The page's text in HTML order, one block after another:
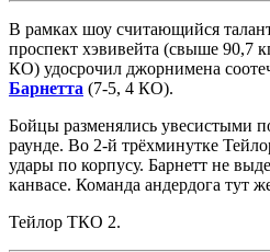
В рамках шоу считающийся
проспект хэвивейта (свыше 90,7
КО) удосрочил джорнимена
Барнетта (7-5, 4 КО).
Бойцы разменялись увесистыми
раунде. Во 2-й трёхминутке
удары по корпусу. Барнетт не
канвасе. Команда андердога тут
Тейлор ТКО 2.